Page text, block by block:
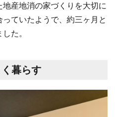
産地消の家づくりを大切に
ていたようで、約三ヶ月と
た。
暮らす